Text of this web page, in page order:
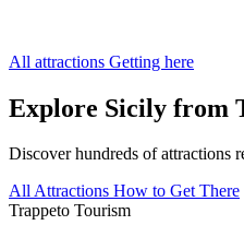
All attractions Getting here
Explore Sicily from
Discover hundreds of attractions
All Attractions How to Get There
Trappeto Tourism